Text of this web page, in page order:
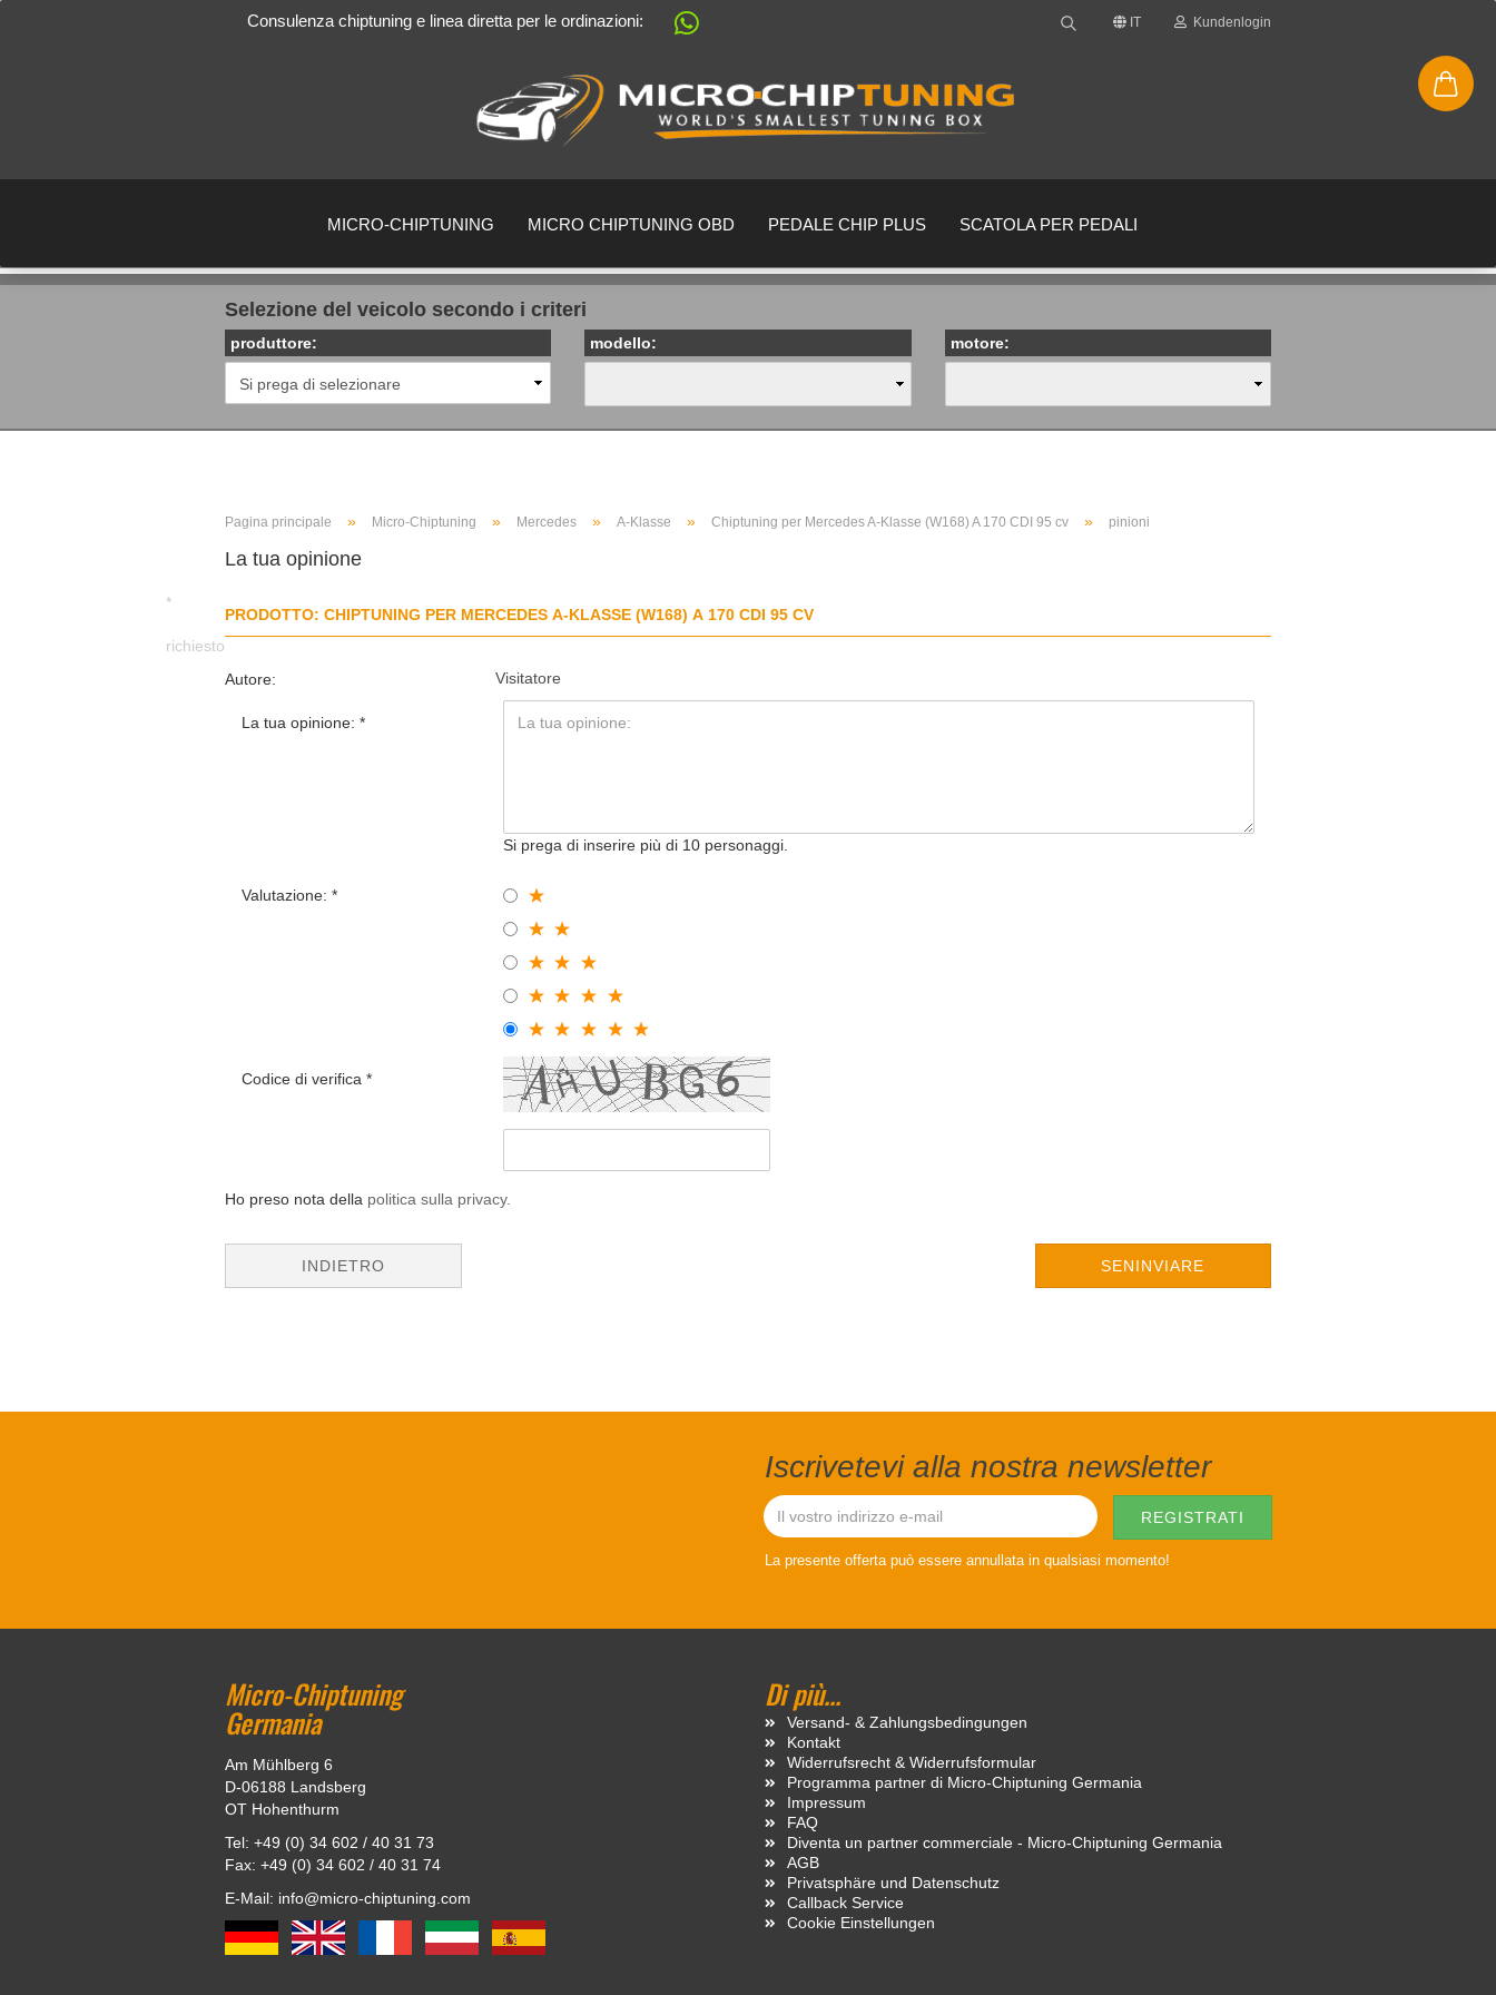
Consulenza chiptuning e linea diretta per le ordinazioni: IT
Sprache auswählen
Kundenlogin
Ha dimenticato la password?
MICRO-CHIPTUNING MICRO CHIPTUNING OBD PEDALE CHIP PLUS SCATOLA PER PEDALI
Selezione del veicolo secondo i criteri
produttore: modello: motore:
Pagina principale » Micro-Chiptuning » Mercedes » A-Klasse » Chiptuning per Mercedes A-Klasse (W168) A 170 CDI 95 cv » pinioni
La tua opinione
PRODOTTO: CHIPTUNING PER MERCEDES A-KLASSE (W168) A 170 CDI 95 CV
Autore: Visitatore
La tua opinione:
Si prega di inserire più di 10 personaggi.
Valutazione:
Codice di verifica
Ho preso nota della politica sulla privacy.
INDIETRO SENINVIARE
*
richiesto
Iscrivetevi alla nostra newsletter
La presente offerta può essere annullata in qualsiasi momento!
Micro-Chiptuning
Germania
Am Mühlberg 6
D-06188 Landsberg
OT Hohenthurm
Tel: +49 (0) 34 602 / 40 31 73
Fax: +49 (0) 34 602 / 40 31 74
E-Mail: info@micro-chiptuning.com
Di più...
Versand- & Zahlungsbedingungen
Kontakt
Widerrufsrecht & Widerrufsformular
Programma partner di Micro-Chiptuning Germania
Impressum
FAQ
Diventa un partner commerciale - Micro-Chiptuning Germania
AGB
Privatsphäre und Datenschutz
Callback Service
Cookie Einstellungen